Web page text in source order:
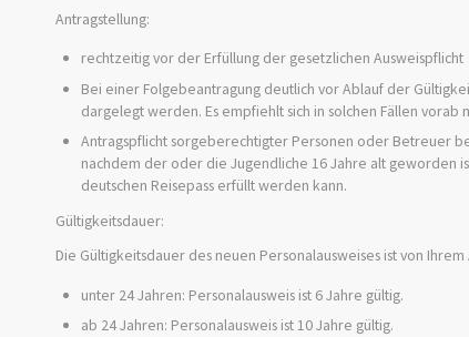
Antragstellung:
rechtzeitig vor der Erfüllung der gesetzlichen Ausweispflicht
Bei einer Folgebeantragung deutlich vor Ablauf der
dargelegt werden. Es empfiehlt sich in solchen Fällen
Antragspflicht sorgeberechtigter Personen oder Betreuer
nachdem der oder die Jugendliche 16 Jahre alt geworden
deutschen Reisepass erfüllt werden kann.
Gültigkeitsdauer:
Die Gültigkeitsdauer des neuen Personalausweises ist von
unter 24 Jahren: Personalausweis ist 6 Jahre gültig.
ab 24 Jahren: Personalausweis ist 10 Jahre gültig.